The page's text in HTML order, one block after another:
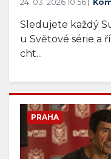
24. 03. 2026 10:56
Sledujete každý
u Světové série a
cht...
PRAHA